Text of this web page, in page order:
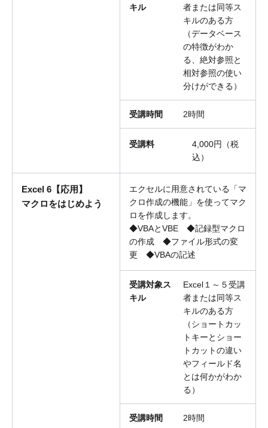
キル
者または同等ス
キルのある方
（データベース
の特徴がわか
る、絶対参照と
相対参照の使い
分けができる）
受講時間 2時間
受講料
4,000円（税
込）
Excel 6【応用】
マクロをはじめよう
エクセルに用意されている「マ
クロ作成の機能」を使ってマク
ロを作成します。
◆VBAとVBE ◆記録型マクロ
の作成 ◆ファイル形式の変
更 ◆VBAの記述
受講対象ス
キル
Excel１～５受講
者または同等ス
キルのある方
（ショートカッ
トキーとショー
トカットの違い
やフィールド名
とは何かがわか
る）
受講時間 2時間